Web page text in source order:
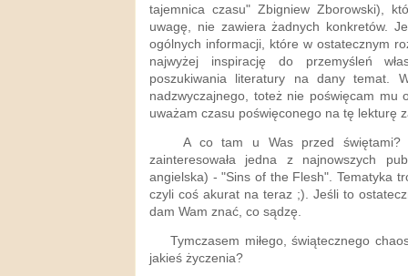
tajemnica czasu" Zbigniew Zborowski),
uwagę, nie zawiera żadnych konkretów.
ogólnych informacji, które w ostatecznym
najwyżej inspirację do przemyśleń
poszukiwania literatury na dany temat.
nadzwyczajnego, toteż nie poświęcam mu
uważam czasu poświęconego na tę lekturę
A co tam u Was przed świętami?
zainteresowała jedna z najnowszych
angielska) - "Sins of the Flesh". Tematyka
czyli coś akurat na teraz ;). Jeśli to
dam Wam znać, co sądzę.
Tymczasem miłego, świątecznego
jakieś życzenia?